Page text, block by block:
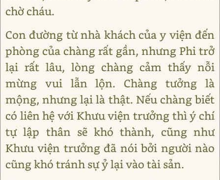
chờ cháu.
Con đường từ nhà khách của y viện đến
phòng của chàng rất gần, nhưng Phi trở
lại rất lâu, lòng chàng cảm thấy nỗi
mừng vui lẫn lộn. Chàng tưởng là
mộng, nhưng lại là thật. Nếu chàng biết
có liên hệ với Khưu viện trưởng thì ý chí
tự lập thân sẽ khó thành, cũng như
Khưu viện trưởng đã nói bởi người nào
cũng khó tránh sự ỷ lại vào tài sản.